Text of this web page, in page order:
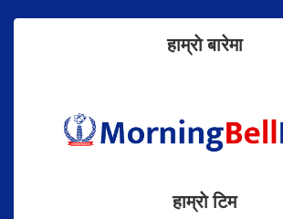
हाम्राे बारेमा
हाम्राे टिम